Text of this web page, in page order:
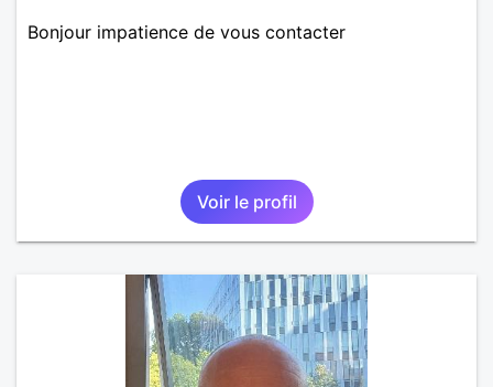
Bonjour impatience de vous contacter
Voir le profil